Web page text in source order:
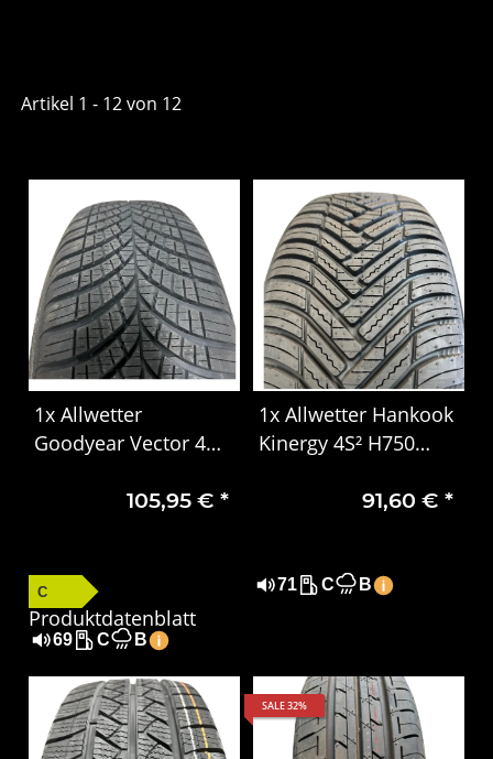
Artikel 1 - 12 von 12
1x Allwetter
Goodyear Vector 4
205/60 R16 92H EVR
105,95 € *
C
Produktdatenblatt
69 C B
1x Allwetter Hankook
Kinergy 4S² H750
91,60 €*
71 C B
SALE 32%